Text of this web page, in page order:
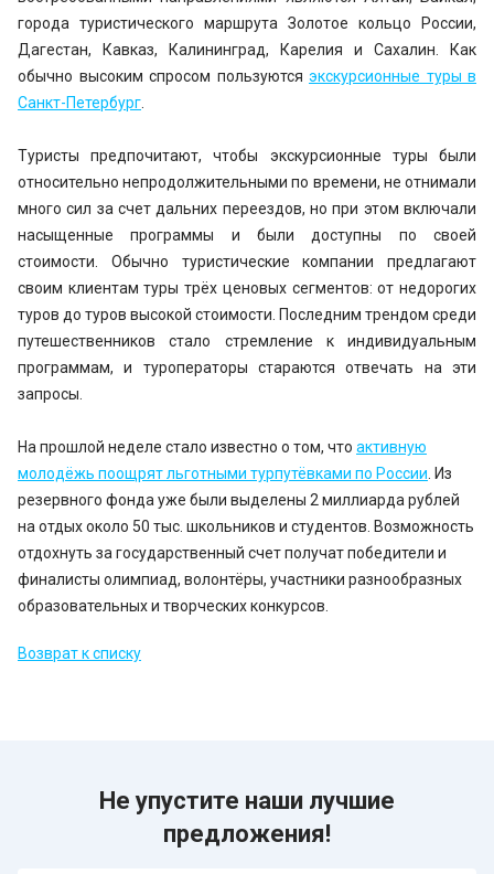
города туристического маршрута Золотое кольцо России,
Дагестан, Кавказ, Калининград, Карелия и Сахалин. Как
обычно высоким спросом пользуются экскурсионные туры в
Санкт-Петербург
Туристы предпочитают, чтобы экскурсионные туры были
относительно непродолжительными по времени, не отнимали
много сил за счет дальних переездов, но при этом включали
насыщенные программы и были доступны по своей
стоимости. Обычно туристические компании предлагают
своим клиентам туры трёх ценовых сегментов: от недорогих
туров до туров высокой стоимости. Последним трендом среди
путешественников стало стремление к индивидуальным
программам, и туроператоры стараются отвечать на эти
запросы.
На прошлой неделе стало известно о том, что активную
молодёжь поощрят льготными турпутёвками по России . Из
резервного фонда уже были выделены 2 миллиарда рублей
на отдых около 50 тыс. школьников и студентов. Возможность
отдохнуть за государственный счет получат победители и
финалисты олимпиад, волонтёры, участники разнообразных
образовательных и творческих конкурсов.
Возврат к списку
Не упустите наши лучшие
предложения!